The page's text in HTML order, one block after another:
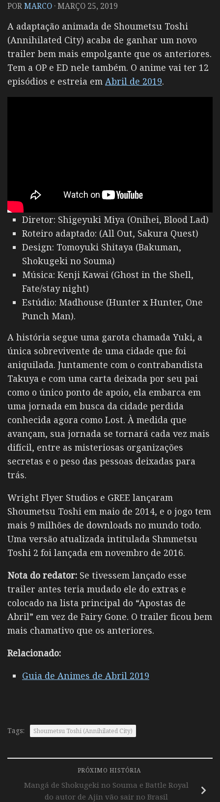
PORMARCO ·MARÇO 25, 2019
A adaptação animada de Shoumetsu Toshi
(Annihilated City) acaba de ganhar um novo
trailer bem mais empolgante que os anteriores.
Tem a OP e ED nele também. O anime vai ter 12
episódios e estreia em Abril de 2019.
Diretor: Shigeyuki Miya (Onihei, Blood Lad)
Roteiro adaptado: (All Out, Sakura Quest)
Design: Tomoyuki Shitaya (Bakuman,
Shokugeki no Souma)
Música: Kenji Kawai (Ghost in the Shell,
Fate/stay night)
Estúdio: Madhouse (Hunter x Hunter, One
Punch Man).
A história segue uma garota chamada Yuki, a
única sobrevivente de uma cidade que foi
aniquilada. Juntamente com o contrabandista
Takuya e com uma carta deixada por seu pai
como o único ponto de apoio, ela embarca em
uma jornada em busca da cidade perdida
conhecida agora como Lost. À medida que
avançam, sua jornada se tornará cada vez mais
difícil, entre as misteriosas organizações
secretas e o peso das pessoas deixadas para
trás.
Wright Flyer Studios e GREE lançaram
Shoumetsu Toshi em maio de 2014, e o jogo tem
mais 9 milhões de downloads no mundo todo.
Uma versão atualizada intitulada Shmmetsu
Toshi 2 foi lançada em novembro de 2016.
Nota do redator: Se tivessem lançado esse
trailer antes teria mudado ele do extras e
colocado na lista principal do “Apostas de
Abril” em vez de Fairy Gone. O trailer ficou bem
mais chamativo que os anteriores.
Relacionado:
Guia de Animes de Abril 2019
Tags: Shoumetsu Toshi (Annihilated City)
PRÓXIMO HISTÓRIA
Mangá de Shokugeki no Souma e Battle Royal
do autor de Ajin vão sair no Brasil